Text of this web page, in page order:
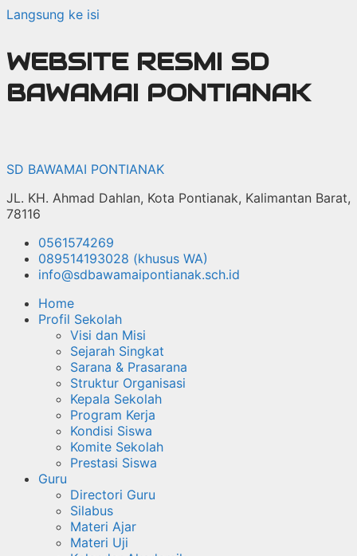
Langsung ke isi
WEBSITE RESMI SD
BAWAMAI PONTIANAK
SD BAWAMAI PONTIANAK
JL. KH. Ahmad Dahlan, Kota Pontianak, Kalimantan Barat,
78116
0561574269
089514193028 (khusus WA)
info@sdbawamaipontianak.sch.id
Home
Profil Sekolah
Visi dan Misi
Sejarah Singkat
Sarana & Prasarana
Struktur Organisasi
Kepala Sekolah
Program Kerja
Kondisi Siswa
Komite Sekolah
Prestasi Siswa
Guru
Directori Guru
Silabus
Materi Ajar
Materi Uji